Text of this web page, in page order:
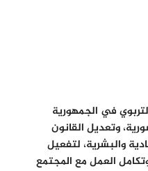
في الجمهورية
وتعديل القانون
والبشرية، لتفعيل
العمل مع المجتمع